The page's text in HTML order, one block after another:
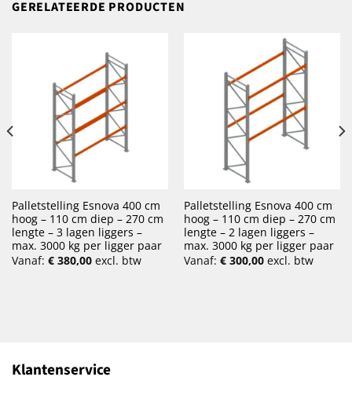
GERELATEERDE PRODUCTEN
Palletstelling Esnova 400 cm
hoog – 110 cm diep – 270 cm
lengte – 3 lagen liggers –
max. 3000 kg per ligger paar
Vanaf: €380,00excl. btw
Palletstelling Esnova 400 cm
hoog – 110 cm diep – 270 cm
lengte – 2 lagen liggers –
max. 3000 kg per ligger paar
Vanaf: €300,00excl. btw
Klantenservice